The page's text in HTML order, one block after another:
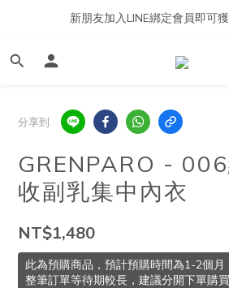
新朋友加入LINE綁定會員即可
分享到
GRENPARO -
收副乳集中內衣
NT$1,480
此為預購商品，預計預購時間為1-2個
整筆訂單等待期較長，建議分開下單購